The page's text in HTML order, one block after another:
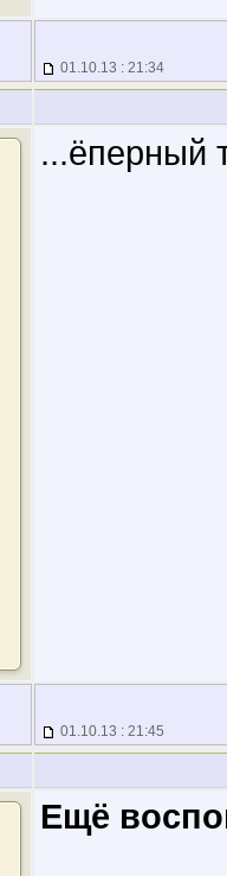
01.10.13 : 21:34
...ёперный
01.10.13 : 21:45
Ещё